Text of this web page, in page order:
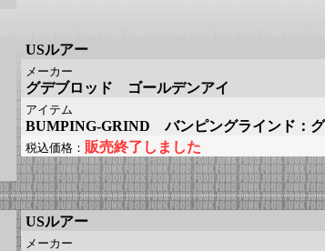
USルアー
メーカー
グデブロッド ゴールデンアイ
アイテム
BUMPING-GRIND バンピングラインド：グ
税込価格： 販売終了しました
USルアー
メーカー